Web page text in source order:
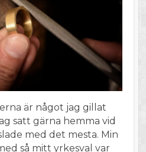
är något jag gillat
satt gärna hemma vid
med det mesta. Min
så mitt yrkesval var